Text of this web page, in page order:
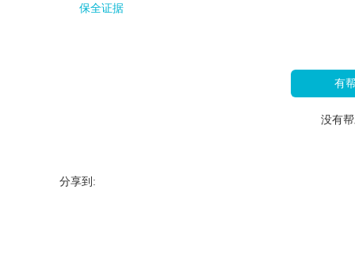
保全证据
有
没有
分享到: